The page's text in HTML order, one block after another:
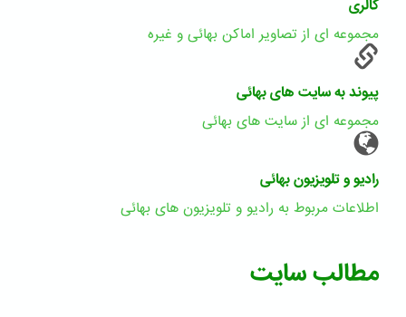
گالری
مجموعه ای از تصاویر اماکن بهائی و غیره
پیوند به سایت های بهائی
مجموعه ای از سایت های بهائی
رادیو و تلویزیون بهائی
اطلاعات مربوط به رادیو و تلویزیون های بهائی
مطالب سایت